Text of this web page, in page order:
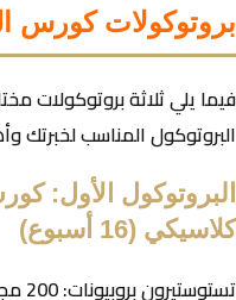
بروتوكولات كورس
فيما يلي ثلاثة بروتوكولات
البروتوكول المناسب لخبرتك
البروتوكول الأول:
كلاسيكي (16 أسبوع)